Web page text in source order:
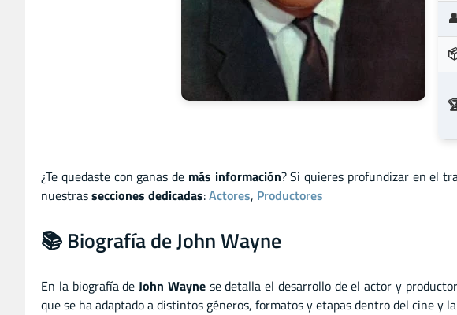
¿Te quedaste con ganas de más información? Si quieres profundizar en el
nuestrassecciones dedicadas:Actores, Productores
📚 Biografía de John Wayne
En la biografía deJohn Waynese detalla el desarrollo de el actor y
que se ha adaptado a distintos géneros, formatos y etapas dentro del cine y